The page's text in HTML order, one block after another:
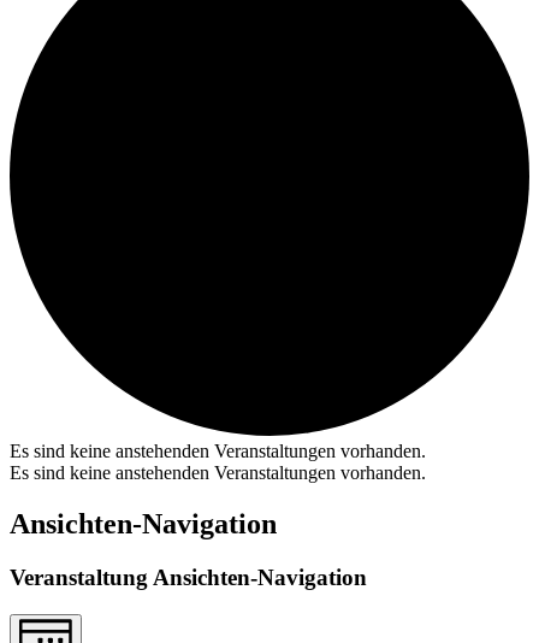
Es sind keine anstehenden Veranstaltungen vorhanden.
Es sind keine anstehenden Veranstaltungen vorhanden.
Ansichten-Navigation
Veranstaltung Ansichten-Navigation